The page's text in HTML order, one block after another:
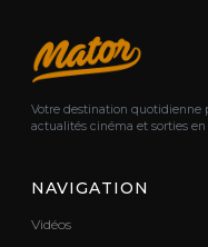
Votre destination quotidienne
actualités cinéma et sorties
NAVIGATION
Vidéos